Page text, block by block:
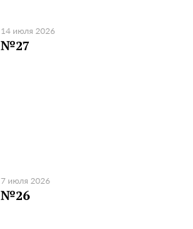
14 июля 2026
№27
7 июля 2026
№26